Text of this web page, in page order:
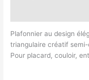
Plafonnier au design
triangulaire créatif
Pour placard, couloir,